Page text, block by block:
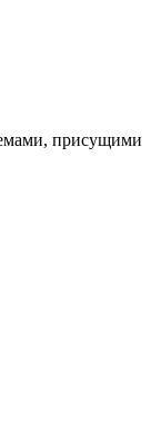
присущими